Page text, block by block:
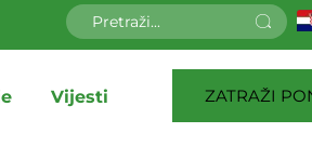
Vijesti ZATRAŽI